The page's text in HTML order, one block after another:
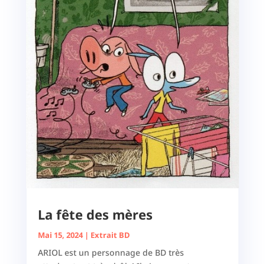
La fête des mères
Mai 15, 2024| Extrait BD
ARIOL est un personnage de BD très